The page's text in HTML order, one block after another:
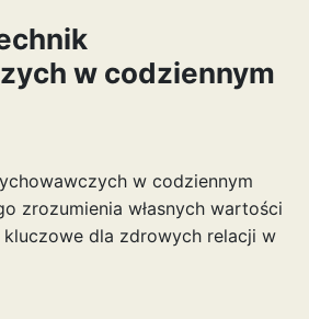
w codziennym
w codziennym
zrozumienia własnych wartości
dla zdrowych relacji w